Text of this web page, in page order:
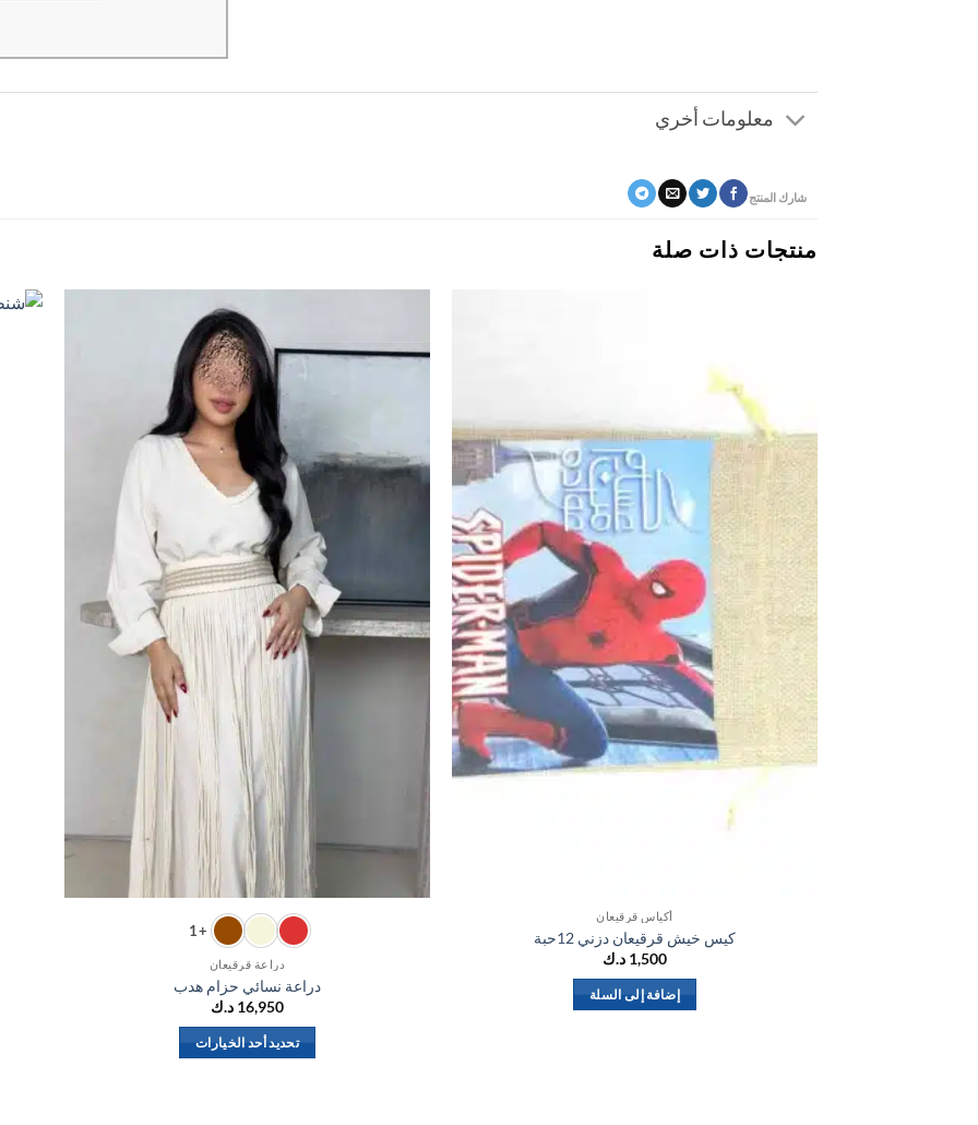
معلومات أخري
شارك المنتج
منتجات ذات صلة
أكياس قرقيعان
كيس خيش قرقيعان دزني 12حبة
1,500 د.ك
إضافة إلى السلة
+1
دراعة قرقيعان
دراعة نسائي حزام هدب
16,950 د.ك
تحديد أحد الخيارات